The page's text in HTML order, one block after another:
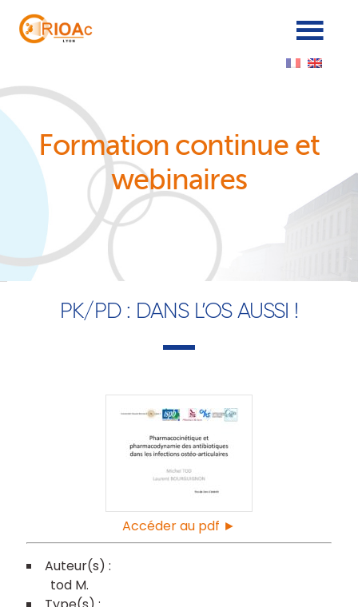
Formation continue et
webinaires
PK/PD : DANS L’OS AUSSI !
Accéder au pdf ►
tod M
Cookies management panel